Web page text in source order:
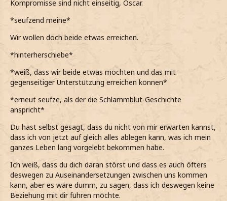
schaffen kann, wenn man auchwill?
*ihn eindringlich frage und meine Hand auf seinen
Oberschenkel lege*
Ich weiß, dass das ungewöhnlich von mir klingt, aber
ich glaube, dass du recht hattest mit des was du
sagtest.
*leise zu ihm meine*
Das mit meinen Eltern, dass ich meine eigenen
Entscheidungen selbst treffen soll und auch die
anderen Dinge, über die wir gesprochen haben.
*erkläre und ihn anlächel*
muss. Ich werde dir bei dem Thema nicht weiter entgegen
*erhlich meine*
Das ist doch schonmal gut.
*mich sehr darüber freue*
Aber was ist damit dass du jeden zweiten Schüler als
Schlammblut beschimpfst?
*sie direkt frage*
Kompromisse sind nicht einseitig, Oscar.
*seufzend meine*
Wir wollen doch beide etwas erreichen.
*hinterherschiebe*
*weiß, dass wir beide etwas möchten und das mit
gegenseitiger Unterstützung erreichen können*
*erneut seufze, als der die Schlammblut-Geschichte
anspricht*
Du hast selbst gesagt, dass du nicht von mir erwarten kannst,
dass ich von jetzt auf gleich alles ablegen kann, was ich mein
ganzes Leben lang vorgelebt bekommen habe.
Ich weiß, dass du dich daran störst und dass es auch öfters
deswegen zu Auseinandersetzungen zwischen uns kommen
kann, aber es wäre dumm, zu sagen, dass ich deswegen keine
Beziehung mit dir führen möchte.